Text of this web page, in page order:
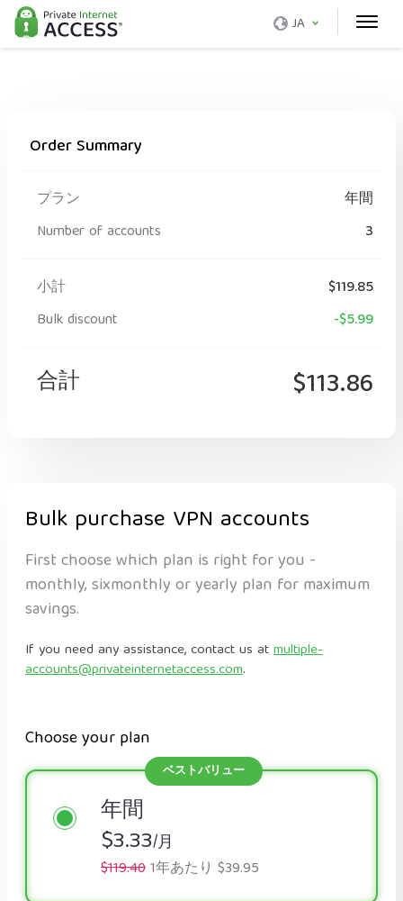
JA
Order Summary
プラン
年間
Number of accounts
3
小計
$119.85
Bulk discount
-$5.99
合計 $113.86
Bulk purchase VPN accounts
First choose which plan is right for you -
monthly, sixmonthly or yearly plan for maximum
savings.
If you need any assistance, contact us atmultiple-
accounts@privateinternetaccess.com.
Choose your plan
年間
$3.33/月
$119.401年あたり $39.95